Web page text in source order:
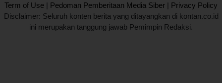
Term of Use | Pedoman Pemberitaan Media Siber | Privacy Policy
Disclaimer: Seluruh konten berita yang ditayangkan di kontan.co.id
ini merupakan tanggung jawab Pemimpin Redaksi.